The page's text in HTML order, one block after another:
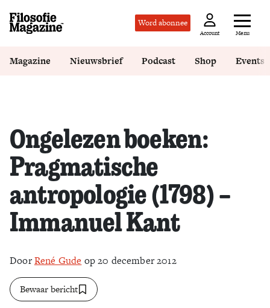
Word abonnee
Account Menu
Magazine Nieuwsbrief Podcast Shop Events
Ongelezen boeken:
Pragmatische
antropologie (1798) –
Immanuel Kant
DoorRené Gude op 20 december 2012
Bewaar bericht